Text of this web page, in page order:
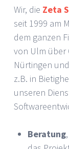
Wir, die Zeta
seit 1999 am
dem ganzen
von Ulm über
Nürtingen
z.B. in
unseren
Beratung